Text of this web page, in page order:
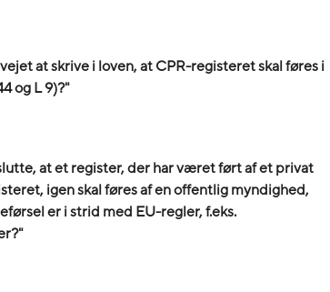
at skrive i loven, at CPR-registeret skal føres i
og L 9)?"
at et register, der har været ført af et privat
igen skal føres af en offentlig myndighed,
er i strid med EU-regler, f.eks.